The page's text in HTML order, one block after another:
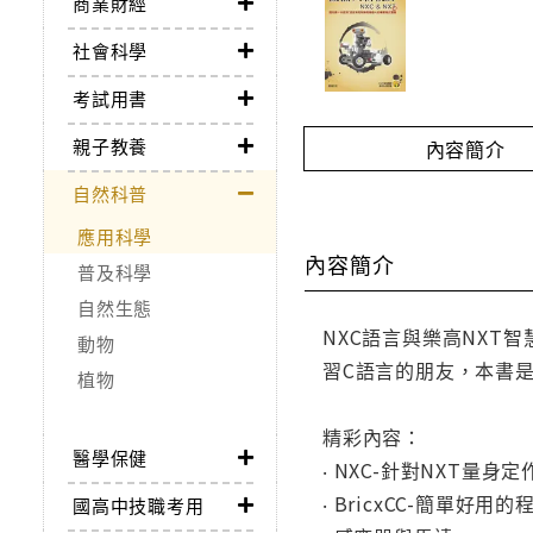
社會科學
考試用書
親子教養
自然科普
應用科學
普及科學
自然生態
動物
植物
醫學保健
國高中技職考用
內容簡介
內容簡介
NXC語言與樂高NXT
習C語言的朋友，本書
精彩內容：
‧ NXC-針對NXT量身定
‧ BricxCC-簡單好用的